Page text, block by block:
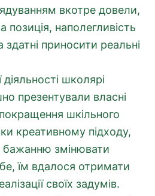
вкотре довели,
наполегливість
приносити реальні
школярі
презентували власні
шкільного
креативному підходу,
бажанню змінювати
їм вдалося отримати
своїх задумів.